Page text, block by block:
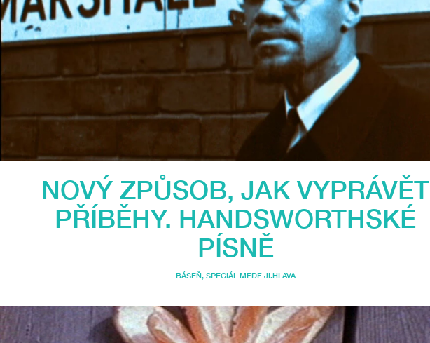
NOVÝ ZPŮSOB, JAK VYPRÁVĚT
PŘÍBĚHY. HANDSWORTHSKÉ
PÍSNĚ
BÁSEŇ, SPECIÁL MFDF JI.HLAVA